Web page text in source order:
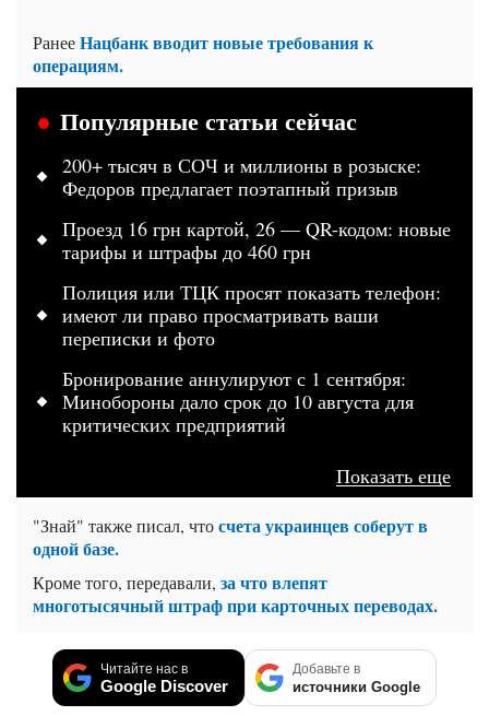
РанееНацбанк вводит новые требования к
операциям.
Популярные статьи сейчас
200+ тысяч в СОЧ и миллионы в розыске:
Федоров предлагает поэтапный призыв
Проезд 16 грн картой, 26 — QR-кодом: новые
тарифы и штрафы до 460 грн
Полиция или ТЦК просят показать телефон:
имеют ли право просматривать ваши
переписки и фото
Бронирование аннулируют с 1 сентября:
Минобороны дало срок до 10 августа для
критических предприятий
Показать еще
"Знай" также писал, чтосчета украинцев соберут в
одной базе.
Кроме того, передавали, за что влепят
многотысячный штраф при карточных переводах.
Читайте нас в
Google Discover
Добавьте в
источники Google